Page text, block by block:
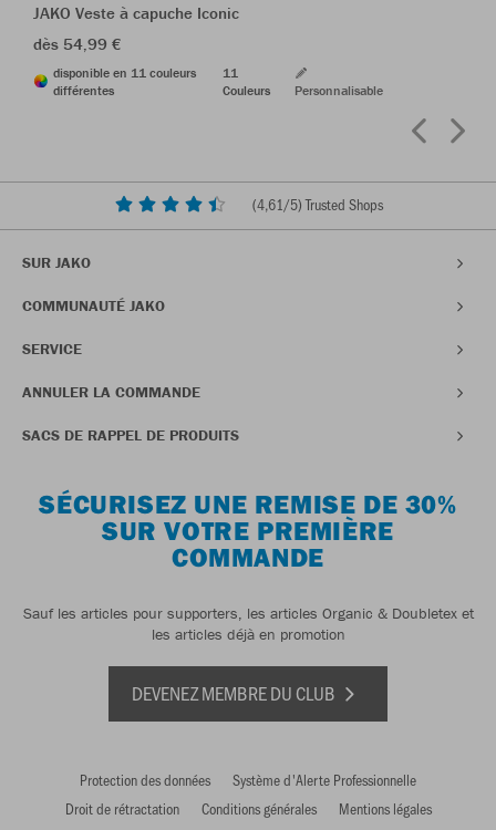
JAKO Veste à capuche Iconic
dès 54,99 €
disponible en 11 couleurs
différentes
11
Couleurs
Personnalisable
(4,61/5) Trusted Shops
SUR JAKO
COMMUNAUTÉ JAKO
SERVICE
ANNULER LA COMMANDE
SACS DE RAPPEL DE PRODUITS
SÉCURISEZ UNE REMISE DE 30%
SUR VOTRE PREMIÈRE
COMMANDE
Sauf les articles pour supporters, les articles Organic & Doubletex et
les articles déjà en promotion
DEVENEZ MEMBRE DU CLUB
Protection des données
Système d'Alerte Professionnelle
Droit de rétractation
Conditions générales Mentions légales